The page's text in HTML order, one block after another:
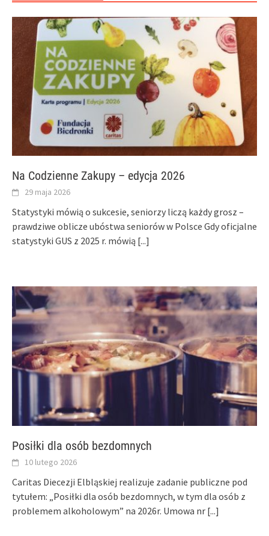
Na Codzienne Zakupy – edycja 2026
29 maja 2026
Statystyki mówią o sukcesie, seniorzy liczą każdy grosz –
prawdziwe oblicze ubóstwa seniorów w Polsce Gdy oficjalne
statystyki GUS z 2025 r. mówią [...]
Posiłki dla osób bezdomnych
10 lutego 2026
Caritas Diecezji Elbląskiej realizuje zadanie publiczne pod
tytułem: „Posiłki dla osób bezdomnych, w tym dla osób z
problemem alkoholowym” na 2026r. Umowa nr [...]